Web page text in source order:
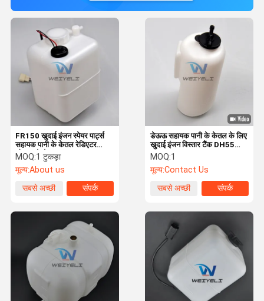
डेऊऊ सहायक पानी के केतल के लिए
खुदाई इंजन विस्तार टैंक DH55
894370-4500
MOQ:1
मूल्य:Contact Us
सबसे अच्छी
संपर्क
FR150 खुदाई इंजन स्पेयर पार्ट्स
सहायक पानी के केतल रेडिएटर
ओवरफ्लो बोतल
MOQ:1 टुकड़ा
मूल्य:About us
सबसे अच्छी
संपर्क